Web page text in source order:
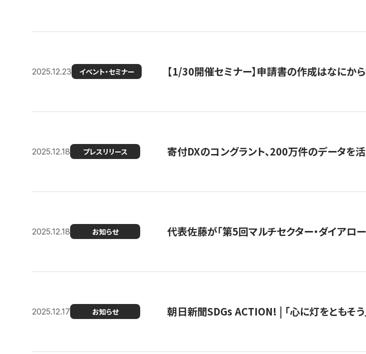
2025.12.23 イベント・セミナー 【1/30開催セミナー】申請書の作成はなにか
2025.12.18 プレスリリース 寄付DXのコングラント、200万件のデータを
2025.12.18 お知らせ 代表佐藤が「第5回マルチセクター・ダイアロ
2025.12.17 お知らせ 朝日新聞SDGs ACTION! | 「心に灯をともそ